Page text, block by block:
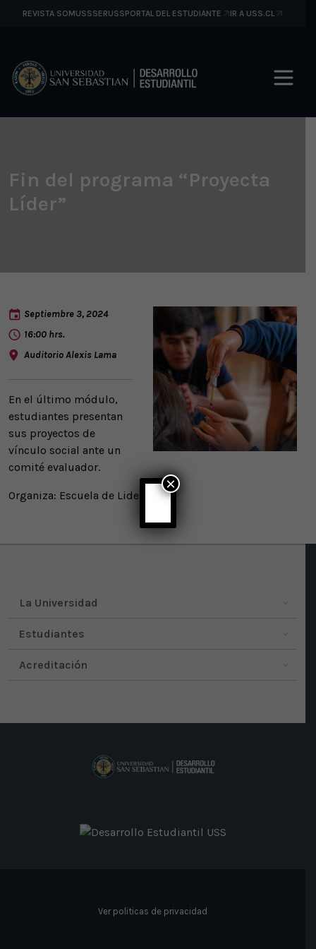
REVISTA SOMUSSSERUSSPORTAL DEL ESTUDIANTE IR A USS.CL
Fin del programa “Proyecta
Líder”
Septiembre 3, 2024
16:00 hrs.
Auditorio Alexis Lama
En el último módulo,
estudiantes presentan
sus proyectos de
vínculo social ante un
comité evaluador.
Organiza: Escuela de Liderazgo
La Universidad
Estudiantes
Acreditación
Ver politicas de privacidad
×